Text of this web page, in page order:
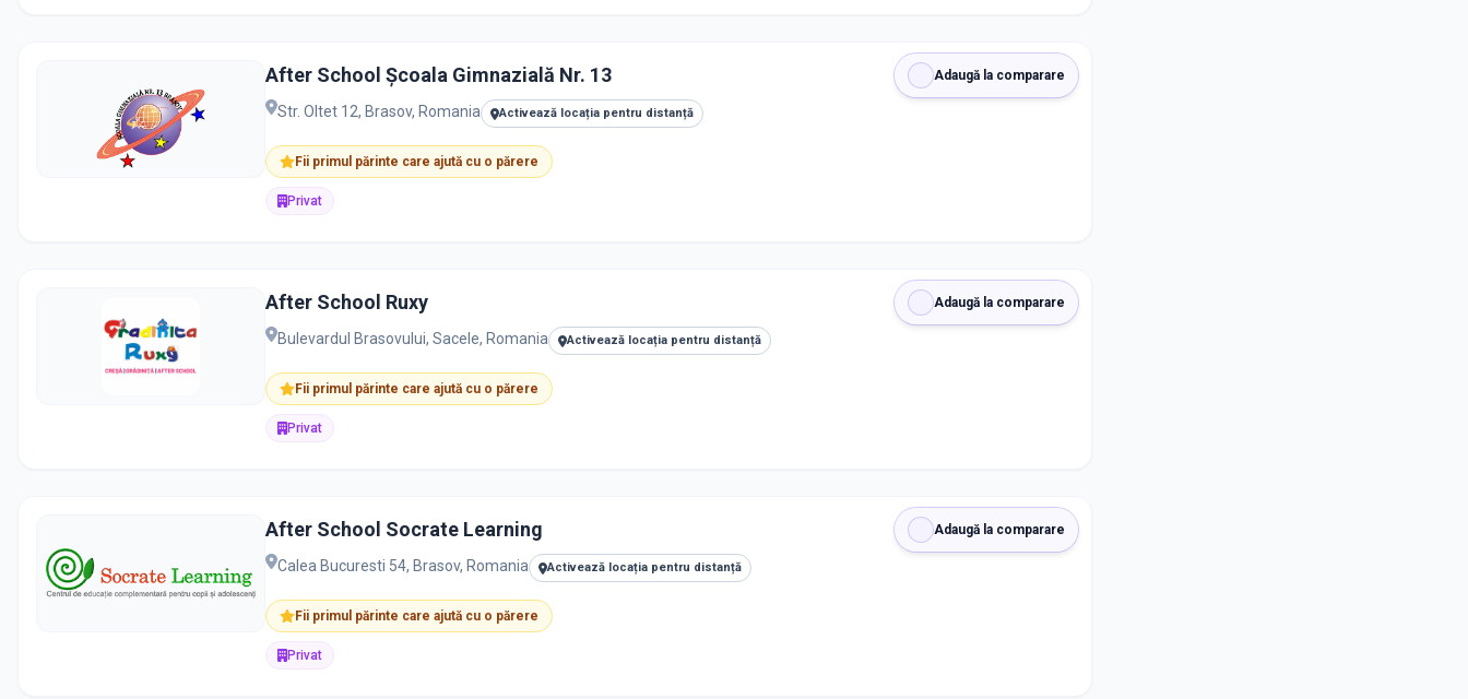
Adaugă la comparare
After School Școala Gimnazială Nr. 13
Str. Oltet 12, Brasov, Romania Activează locația pentru distanță
Fii primul părinte care ajută cu o părere
Privat
Adaugă la comparare
After School Ruxy
Bulevardul Brasovului, Sacele, Romania Activează locația pentru distanță
Fii primul părinte care ajută cu o părere
Privat
Adaugă la comparare
After School Socrate Learning
Calea Bucuresti 54, Brasov, Romania Activează locația pentru distanță
Fii primul părinte care ajută cu o părere
Privat